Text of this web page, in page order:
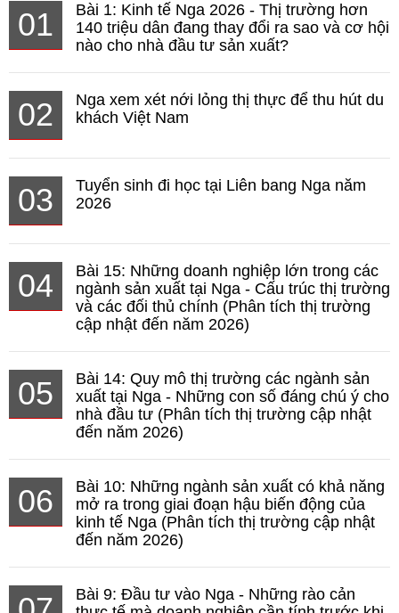
01
Bài 1: Kinh tế Nga 2026 - Thị trường hơn
140 triệu dân đang thay đổi ra sao và cơ hội
nào cho nhà đầu tư sản xuất?
02
Nga xem xét nới lỏng thị thực để thu hút du
khách Việt Nam
03
Tuyển sinh đi học tại Liên bang Nga năm
2026
04
Bài 15: Những doanh nghiệp lớn trong các
ngành sản xuất tại Nga - Cấu trúc thị trường
và các đối thủ chính (Phân tích thị trường
cập nhật đến năm 2026)
05
Bài 14: Quy mô thị trường các ngành sản
xuất tại Nga - Những con số đáng chú ý cho
nhà đầu tư (Phân tích thị trường cập nhật
đến năm 2026)
06
Bài 10: Những ngành sản xuất có khả năng
mở ra trong giai đoạn hậu biến động của
kinh tế Nga (Phân tích thị trường cập nhật
đến năm 2026)
Bài 9: Đầu tư vào Nga - Những rào cản